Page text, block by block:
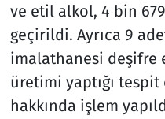
ve etil alkol, 4 bin
geçirildi. Ayrıca 9
imalathanesi deşifre
üretimi yaptığı
hakkında işlem